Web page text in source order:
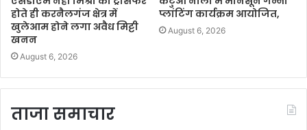
होते ही करनैलगंज क्षेत्र में
खुलेआम होने लगा अवैध मिट्टी
खनन
August 6, 2026
प्लांटिंग कार्यक्रम आयोजित,
August 6, 2026
ताजा समाचार